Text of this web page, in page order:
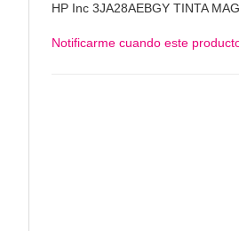
HP Inc 3JA28AEBGY TINTA
Notificarme cuando este